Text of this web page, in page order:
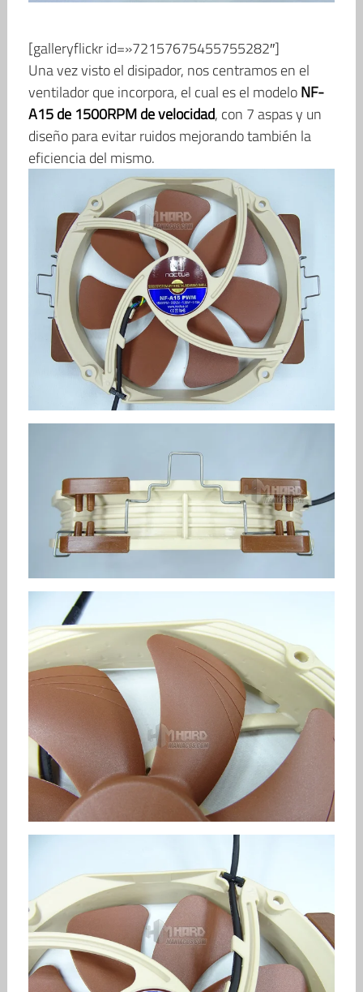
[galleryflickr id=»72157675455755282″]
Una vez visto el disipador, nos centramos en el
ventilador que incorpora, el cual es el modeloNF-
A15 de 1500RPM de velocidad, con 7 aspas y un
diseño para evitar ruidos mejorando también la
eficiencia del mismo.